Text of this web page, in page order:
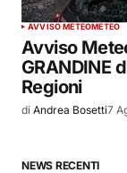
AVVISO METEOMETEO
Avviso
GRANDINE
Regioni
di Andrea Bosetti7
NEWS RECENTI